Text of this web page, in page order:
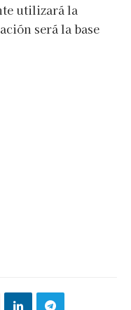
utilizará la
será la base